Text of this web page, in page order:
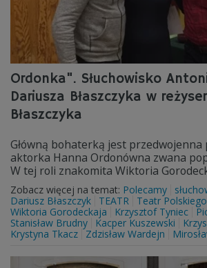
Ordonka". Słuchowisko
Dariusza Błaszczyka w
Błaszczyka
Główną bohaterką jest
aktorka Hanna Ordonówna zwana
W tej roli znakomita Wiktoria
Zobacz więcej na temat: Polecamy
Dariusz Błaszczyk
TEATR
Teatr
Wiktoria Gorodeckaja
Krzysztof Tyniec
Stanisław Brudny
Kacper Kuszewski
Krystyna Tkacz
Zdzisław Wardejn